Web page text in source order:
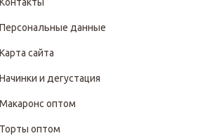
Контакты
Персональные данные
Карта сайта
Начинки и дегустация
Макаронс оптом
Торты оптом